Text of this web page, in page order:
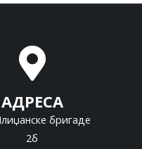
АДРЕСА
бригаде
2б